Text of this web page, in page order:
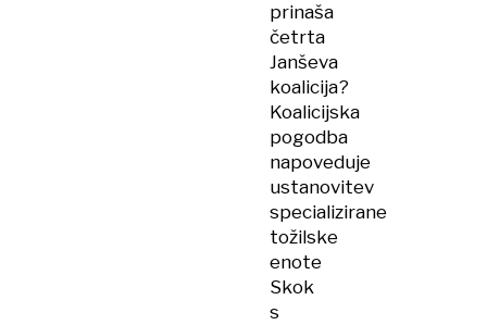
prinaša
četrta
Janševa
koalicija?
Koalicijska
pogodba
napoveduje
ustanovitev
specializirane
tožilske
enote
Skok
s